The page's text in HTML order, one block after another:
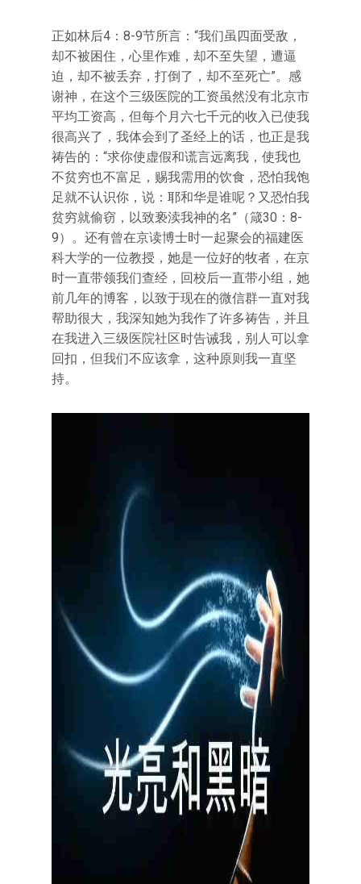
正如林后4：8-9节所言：“我们虽四面受敌，
却不被困住，心里作难，却不至失望，遭逼
迫，却不被丢弃，打倒了，却不至死亡”。感
谢神，在这个三级医院的工资虽然没有北京市
平均工资高，但每个月六七千元的收入已使我
很高兴了，我体会到了圣经上的话，也正是我
祷告的：“求你使虚假和谎言远离我，使我也
不贫穷也不富足，赐我需用的饮食，恐怕我饱
足就不认识你，说：耶和华是谁呢？又恐怕我
贫穷就偷窃，以致亵渎我神的名”（箴30：8-
9）。还有曾在京读博士时一起聚会的福建医
科大学的一位教授，她是一位好的牧者，在京
时一直带领我们查经，回校后一直带小组，她
前几年的博客，以致于现在的微信群一直对我
帮助很大，我深知她为我作了许多祷告，并且
在我进入三级医院社区时告诫我，别人可以拿
回扣，但我们不应该拿，这种原则我一直坚
持。